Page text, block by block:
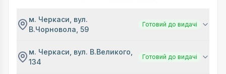
м. Черкаси, вул.
В.Чорновола, 59
Готовий до видачі
м. Черкаси, вул. В.Великого,
134
Готовий до видачі